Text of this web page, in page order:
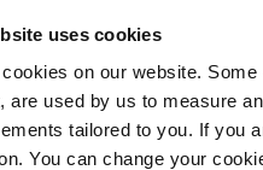
uses cookies
on our website.
are used by us to measure
tailored to you. If you
You can change your
Fellow - kubek
Move Mug 473